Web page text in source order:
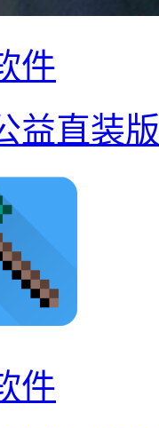
件
益直装版
件